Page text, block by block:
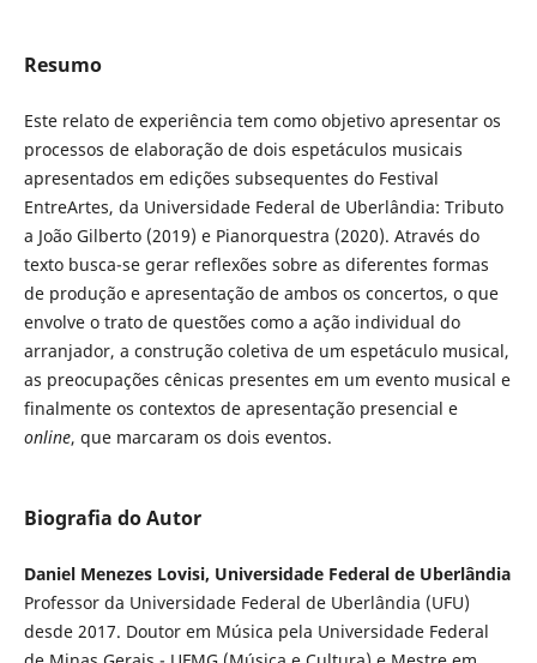
Resumo
Este relato de experiência tem como objetivo apresentar os
processos de elaboração de dois espetáculos musicais
apresentados em edições subsequentes do Festival
EntreArtes, da Universidade Federal de Uberlândia: Tributo
a João Gilberto (2019) e Pianorquestra (2020). Através do
texto busca-se gerar reflexões sobre as diferentes formas
de produção e apresentação de ambos os concertos, o que
envolve o trato de questões como a ação individual do
arranjador, a construção coletiva de um espetáculo musical,
as preocupações cênicas presentes em um evento musical e
finalmente os contextos de apresentação presencial e
online, que marcaram os dois eventos.
Biografia do Autor
Daniel Menezes Lovisi, Universidade Federal de Uberlândia
Professor da Universidade Federal de Uberlândia (UFU)
desde 2017. Doutor em Música pela Universidade Federal